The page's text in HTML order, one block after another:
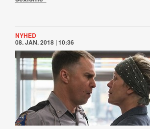
NYHED
08. JAN. 2018 | 10:36